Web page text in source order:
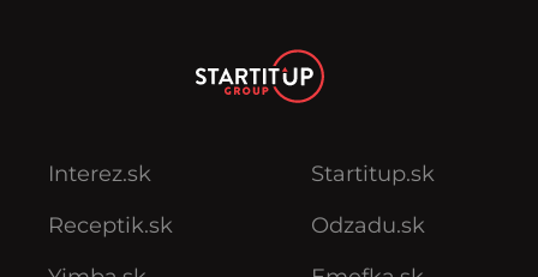
Interez.sk
Receptik.sk
Startitup.sk
Odzadu.sk